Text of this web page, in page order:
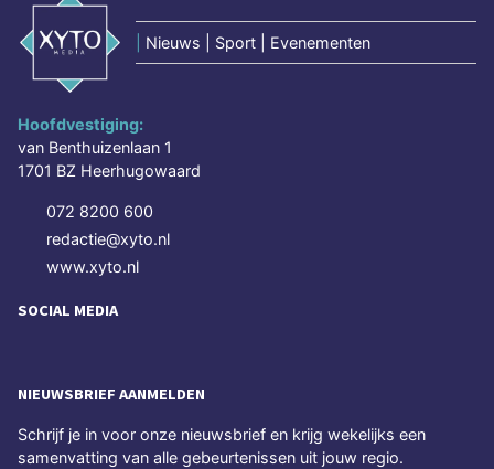
Nieuws | Sport | Evenementen
Hoofdvestiging:
van Benthuizenlaan 1
1701 BZ Heerhugowaard
072 8200 600
redactie@xyto.nl
www.xyto.nl
SOCIAL MEDIA
NIEUWSBRIEF AANMELDEN
Schrijf je in voor onze nieuwsbrief en krijg wekelijks een
samenvatting van alle gebeurtenissen uit jouw regio.